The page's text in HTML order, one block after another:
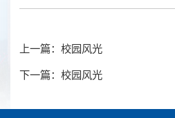
上一篇：校园风光
下一篇：校园风光